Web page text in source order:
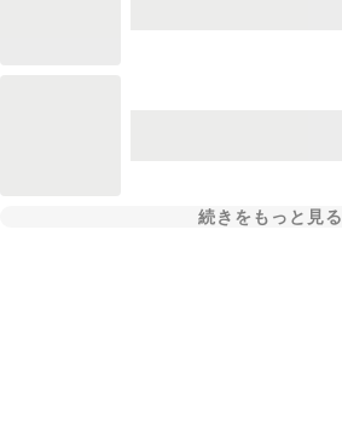
続きをもっと見る